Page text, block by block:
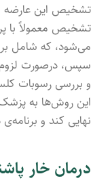
تشخیص این عارضه
تشخیص معمولاً با
می‌شود، که شامل
سپس، درصورت
و بررسی رسوبات
این روش‌ها به
نهایی کند و
درمان خار